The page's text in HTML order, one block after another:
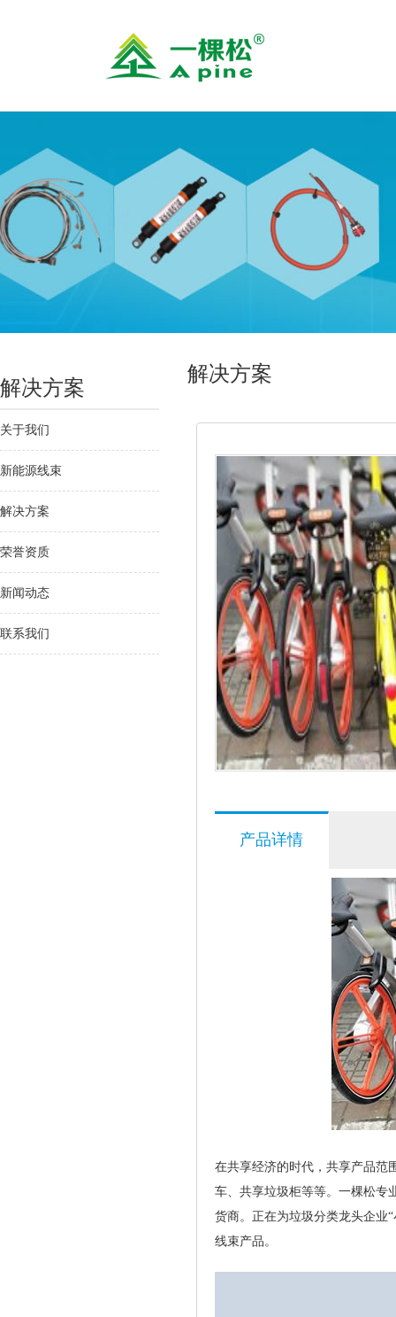
解决方案
关于我们
新能源线束
解决方案
荣誉资质
新闻动态
联系我们
解决方案
产品详情
在共享经济的时代，共享产品范
车、共享垃圾柜等等。一棵松专
货商。正在为垃圾分类龙头企业
线束产品。